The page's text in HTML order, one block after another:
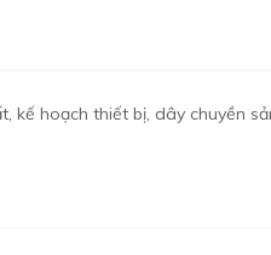
kế hoạch thiết bị, dây chuyền